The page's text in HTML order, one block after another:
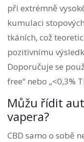
při extrémně
kumulaci
tkáních, což
pozitivnímu
Doporučuje se
free“ nebo „<0,3%
Můžu řídit
vapera?
CBD samo o sobě